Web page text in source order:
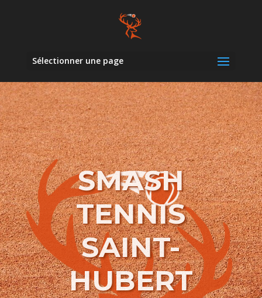
Sélectionner une page
SMASH
TENNIS
SAINT-
HUBERT